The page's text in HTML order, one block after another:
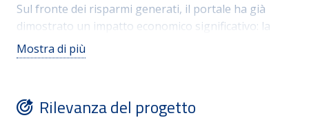
Sul fronte dei risparmi generati, il portale ha già
dimostrato un impatto economico significativo: la
donazione di 135 PC e 135 monitor ad enti terzi
senza scopo di lucro ha consentito di valorizzare beni
ricollocamento interno dei beni tra le strutture
Mostra di più
Rilevanza del progetto